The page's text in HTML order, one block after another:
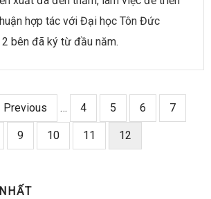
hợp tác với Đại học Tôn Đức
2 bên đã ký từ đầu năm.
Previous … Page
4 Page
5 Page
6 Page
7
Page
9 Page
10 Page
11
Trang
12